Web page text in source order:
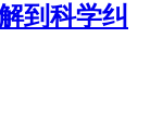
到科学纠